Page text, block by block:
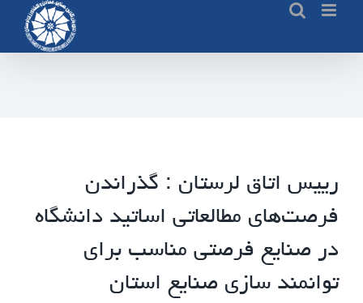
content
رییس اتاق لرستان : گذراندن
فرصت‌های مطالعاتی اساتید دانشگاه
در صنایع فرصتی مناسب برای
توانمند سازی صنایع استان